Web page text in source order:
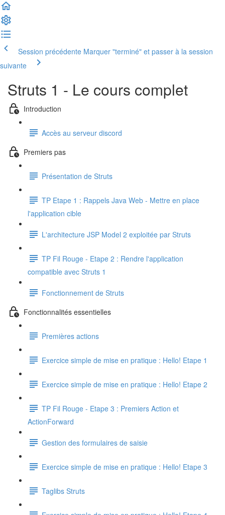
Session précédente Marquer "terminé" et passer à la session
suivante
Struts 1 - Le cours complet
Introduction
Accès au serveur discord
Premiers pas
Présentation de Struts
TP Etape 1 : Rappels Java Web - Mettre en place
l'application cible
L'architecture JSP Model 2 exploitée par Struts
TP Fil Rouge - Etape 2 : Rendre l'application
compatible avec Struts 1
Fonctionnement de Struts
Fonctionnalités essentielles
Premières actions
Exercice simple de mise en pratique : Hello! Etape 1
Exercice simple de mise en pratique : Hello! Etape 2
TP Fil Rouge - Etape 3 : Premiers Action et
ActionForward
Gestion des formulaires de saisie
Exercice simple de mise en pratique : Hello! Etape 3
Taglibs Struts